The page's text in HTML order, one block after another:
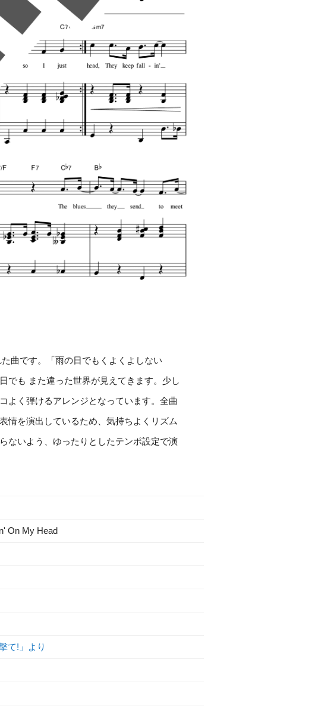
曲です。「雨の日でもくよくよしない
でも また違った世界が見えてきます。少し
よく弾けるアレンジとなっています。全曲
情を演出しているため、気持ちよくリズム
ないよう、ゆったりとしたテンポ設定で演
On My Head
て!」より